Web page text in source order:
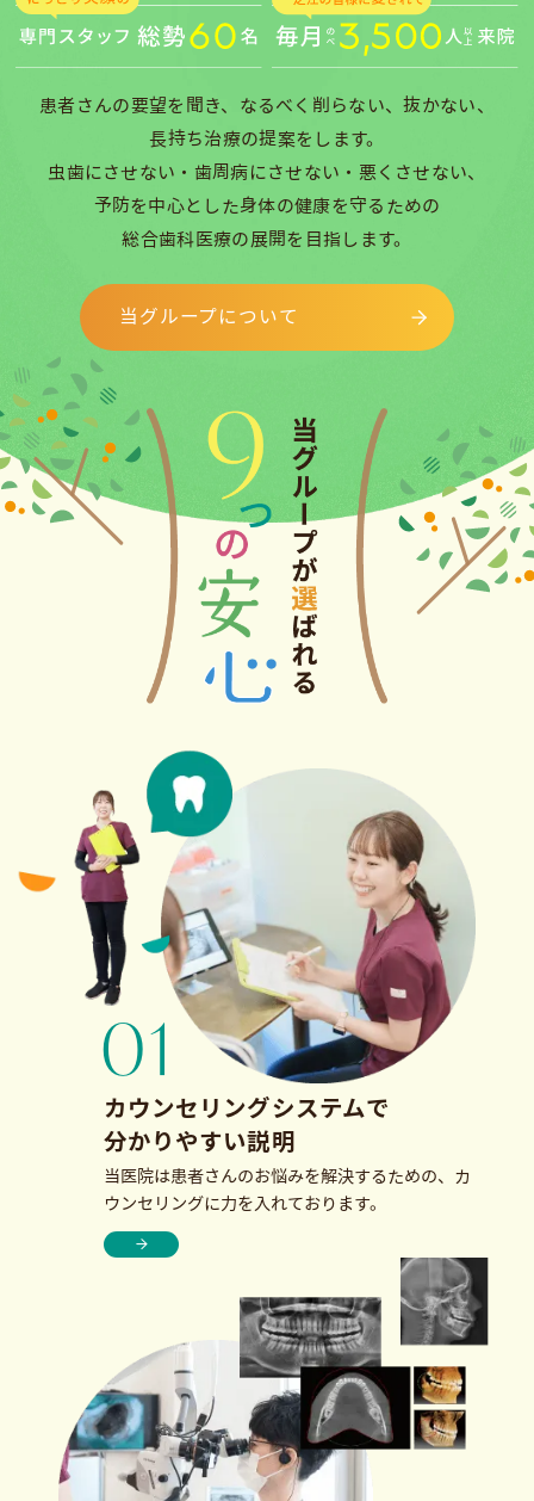
患者さんの要望を聞き、なるべく削らない、抜かない、
長持ち治療の提案をします。
虫歯にさせない・歯周病にさせない・悪くさせない、
予防を中心とした身体の健康を守るための
総合歯科医療の展開を目指します。
当グループについて
カウンセリングシステムで
分かりやすい説明
当医院は患者さんのお悩みを解決するための、カ
ウンセリングに力を入れております。